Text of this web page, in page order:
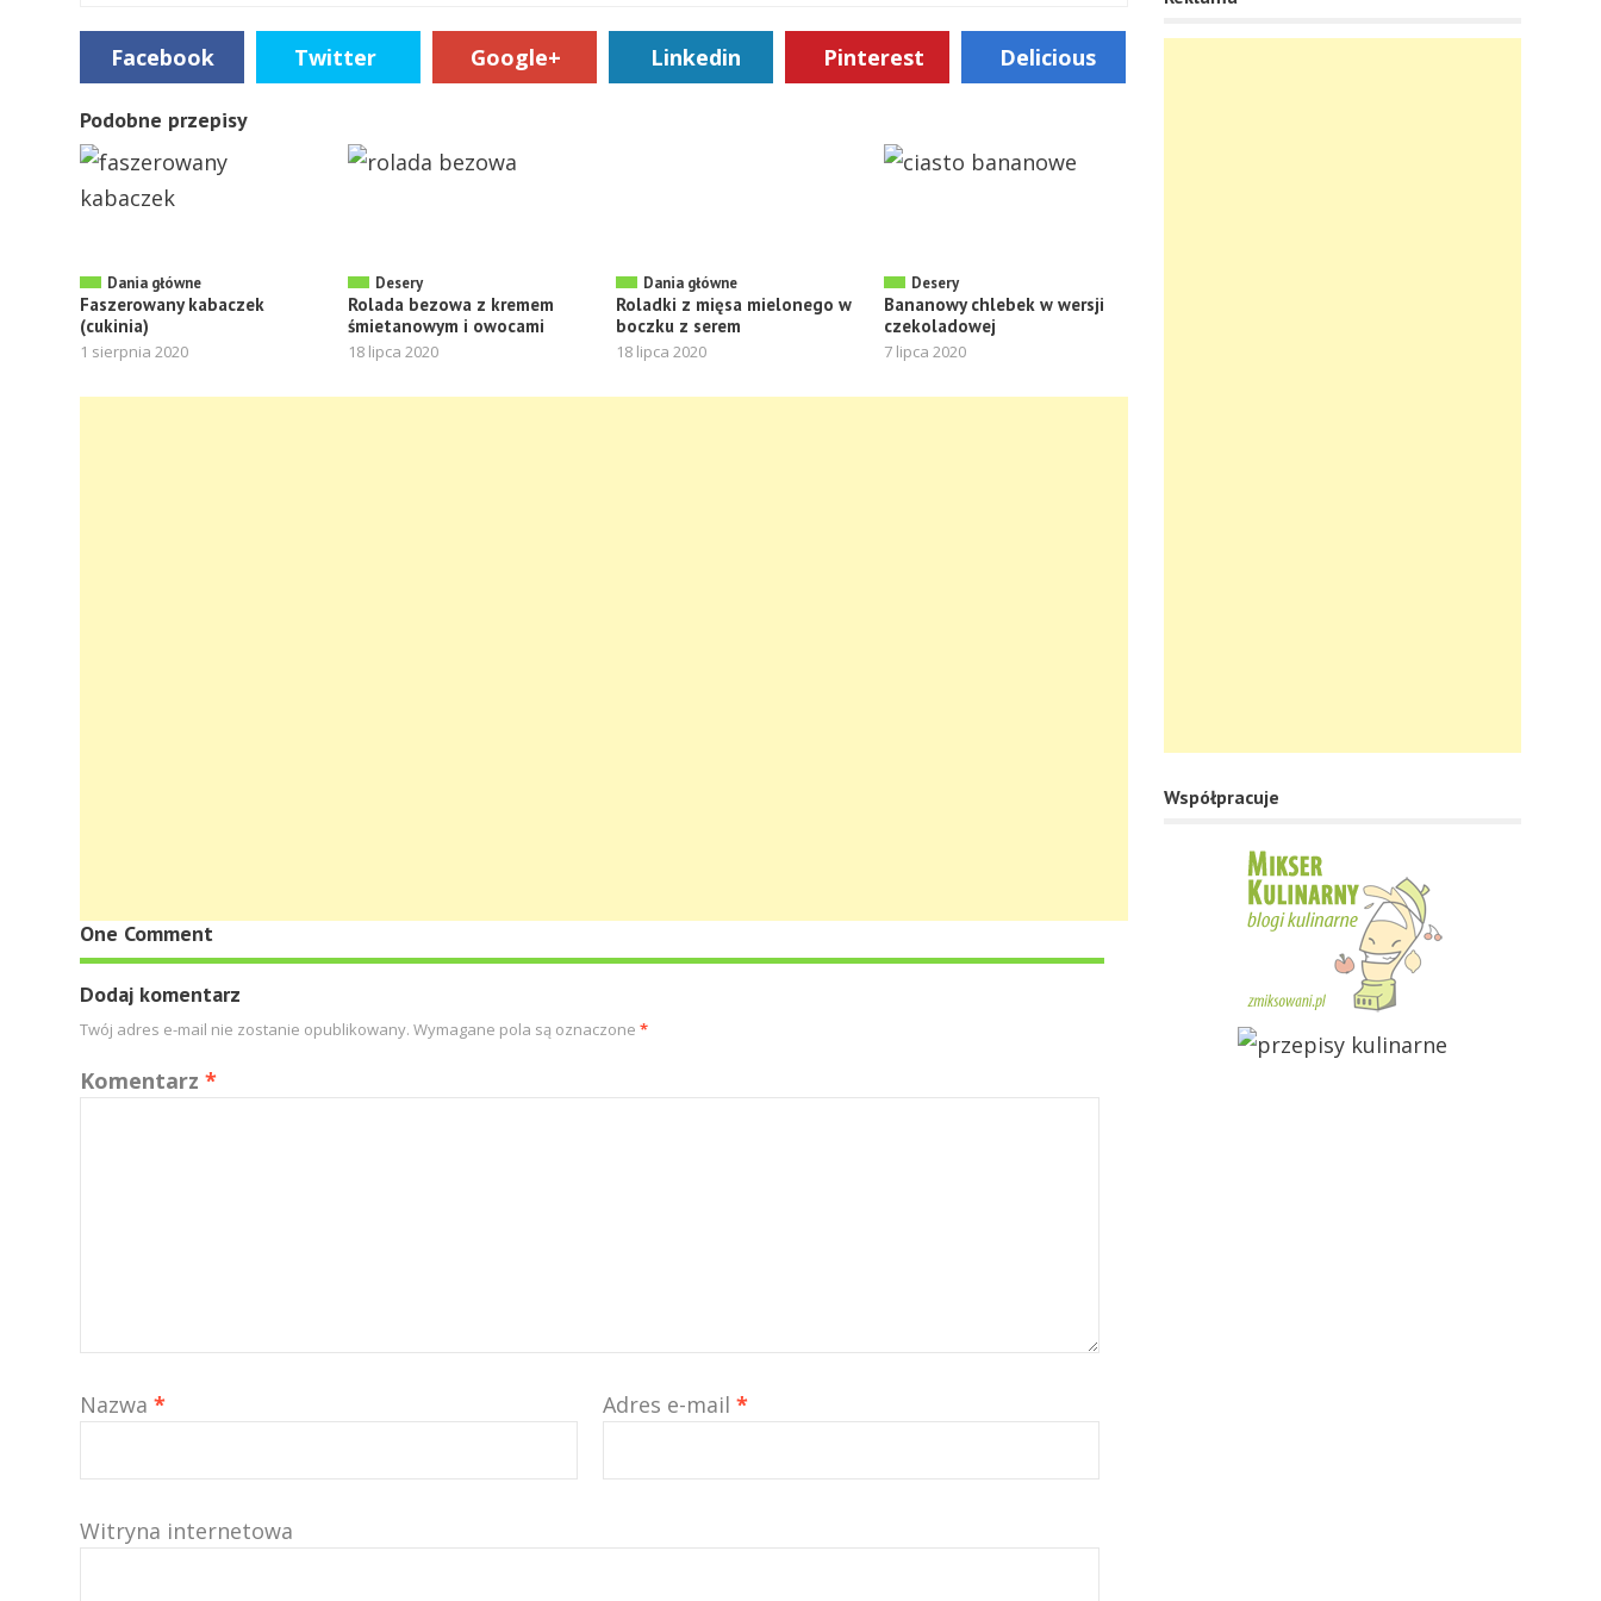
Facebook Twitter Google+ Linkedin Pinterest Delicious
Podobne przepisy
Dania główne
Faszerowany kabaczek
(cukinia)
1 sierpnia 2020
Desery
Rolada bezowa z kremem
śmietanowym i owocami
18 lipca 2020
Dania główne
Roladki z mięsa mielonego w
boczku z serem
18 lipca 2020
Desery
Bananowy chlebek w wersji
czekoladowej
7 lipca 2020
One Comment
Dodaj komentarz
Twój adres e-mail nie zostanie opublikowany. Wymagane pola są oznaczone *
Komentarz *
Nazwa * Adres e-mail *
Witryna internetowa
Współpracuje